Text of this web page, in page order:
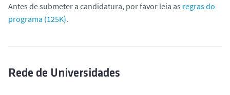
Antes de submeter a candidatura, por favor leia as regras do
programa (125K).
Rede de Universidades